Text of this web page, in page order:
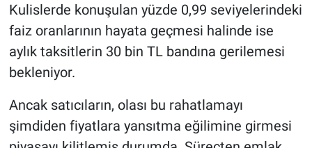
Kulislerde konuşulan yüzde 0,99 seviyelerindeki
faiz oranlarının hayata geçmesi halinde ise
aylık taksitlerin 30 bin TL bandına gerilemesi
bekleniyor.
Ancak satıcıların, olası bu rahatlamayı
şimdiden fiyatlara yansıtma eğilimine girmesi